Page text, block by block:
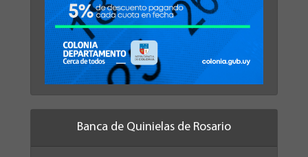
Banca de Quinielas de Rosario